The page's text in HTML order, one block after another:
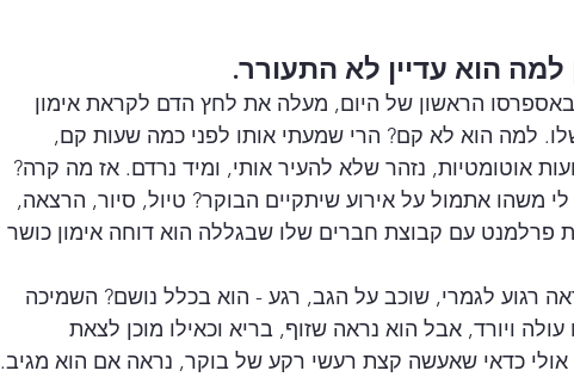
הוא עדיין לא התעורר.
הראשון של היום, מעלה את לחץ הדם לקראת אימון
למה הוא לא קם? הרי שמעתי אותו לפני כמה שעות קם,
אוטומטיות, נזהר שלא להעיר אותי, ומיד נרדם. אז מה קרה?
משהו אתמול על אירוע שיתקיים הבוקר? טיול, סיור, הרצאה,
פרלמנט עם קבוצת חברים שלו שבגללה הוא דוחה אימון כושר
רגוע לגמרי, שוכב על הגב, רגע - הוא בכלל נושם? השמיכה
ויורד, אבל הוא נראה שזוף, בריא וכאילו מוכן לצאת
כדאי שאעשה קצת רעשי רקע של בוקר, נראה אם הוא מגיב.